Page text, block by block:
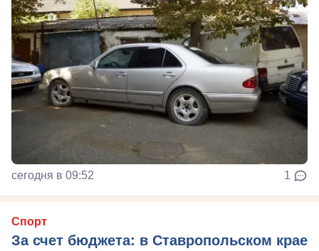
сегодня в 09:52 1
Спорт
За счет бюджета: в Ставропольском крае